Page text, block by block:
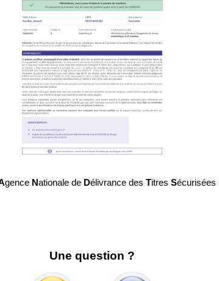
gence Nationale de Délivrance des Titres Sécurisées
Une question ?